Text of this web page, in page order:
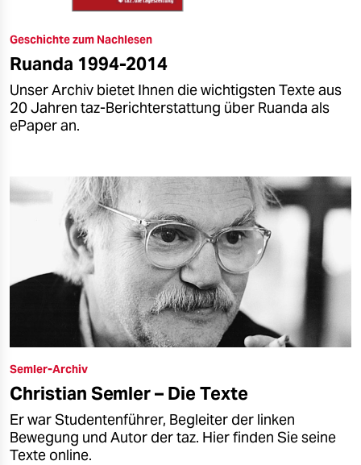
Geschichte zum Nachlesen
Ruanda 1994-2014
Unser Archiv bietet Ihnen die wichtigsten Texte aus
20 Jahren taz-Berichterstattung über Ruanda als
ePaper an.
Semler-Archiv
Christian Semler – Die Texte
Er war Studentenführer, Begleiter der linken
Bewegung und Autor der taz. Hier finden Sie seine
Texte online.